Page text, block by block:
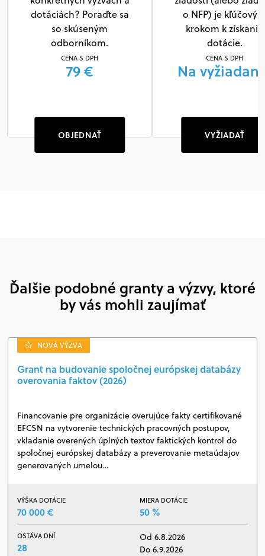
dotáciách? Poraďte sa
so skúseným
odborníkom.
CENA S DPH
79 €
OBJEDNAŤ
o NFP) je
krokom k získaniu
dotácie.
CENA S DPH
Na
VYŽIADAŤ
Ďalšie podobné granty a výzvy, ktoré
by vás mohli zaujímať
NOVÁ VÝZVA
Grant na budovanie spoločnej európskej databázy
overovania faktov (2026)
Financovanie pre organizácie overujúce fakty certifikované
EFCSN na vytvorenie technických pracovných postupov,
vkladanie overených úplných textov faktických kontrol do
spoločnej európskej databázy a preverovanie metaúdajov
generovaných umelou…
VÝŠKA DOTÁCIE
70 000 €
MIERA DOTÁCIE
50 %
OSTÁVA DNÍ
28
Od 6.8.2026
Do 6.9.2026